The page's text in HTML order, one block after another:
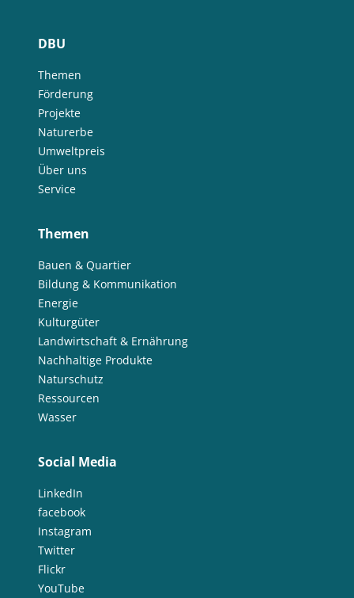
DBU
Themen
Förderung
Projekte
Naturerbe
Umweltpreis
Über uns
Service
Themen
Bauen & Quartier
Bildung & Kommunikation
Energie
Kulturgüter
Landwirtschaft & Ernährung
Nachhaltige Produkte
Naturschutz
Ressourcen
Wasser
Social Media
LinkedIn
facebook
Instagram
Twitter
Flickr
YouTube